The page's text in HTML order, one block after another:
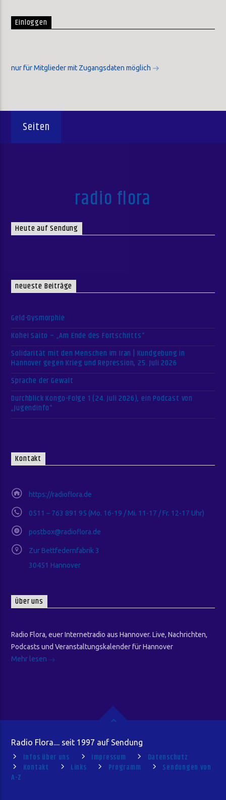
Einloggen
nur für Mitglieder mit Zugangsdaten möglich
Seiten
radio flora
Heute auf Sendung
neueste Beiträge
Geld-Dysmorphie
Kohei Saito – „Am Ende des Fortschritts“
Solidarität mit den Menschen im Iran | Kundgebung in
Hannover gegen Krieg und Repression, 25. Juli 2026
Sprache der Gewalt
Durchblick Kongo-Folge 1 (24. Juli 2026), ein Podcast von
„Jugendinfo“
Kontakt
https://radioflora.de
0511 – 763 891 95 (Mo. 16-19 / Mi. 11-17 / Fr. 12-17 Uhr)
postbox@radioflora.de
Zur Bettfedernfabrik 3
30451 Hannover
Über uns
Radio Flora, euer Internetradio aus Hannover. Live, Nachrichten,
Podcasts und Veranstaltungskalender für Hannover
Mehr lesen
Radio Flora.... seit 1997 auf Sendung
Infos über uns Impressum
Datenschutz
Kontakt
Links Programm
Sendungen von
A-Z